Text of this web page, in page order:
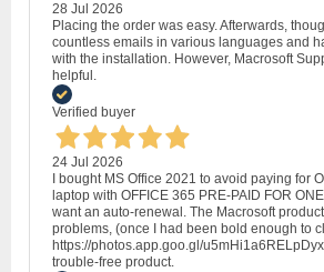
28 Jul 2026
Placing the order was easy. Afterwards,
countless emails in various languages and
with the installation. However, Macrosoft
helpful.
Verified buyer
24 Jul 2026
I bought MS Office 2021 to avoid paying for
laptop with OFFICE 365 PRE-PAID FOR
want an auto-renewal. The Macrosoft
problems, (once I had been bold enough to
https://photos.app.goo.gl/
trouble-free product.